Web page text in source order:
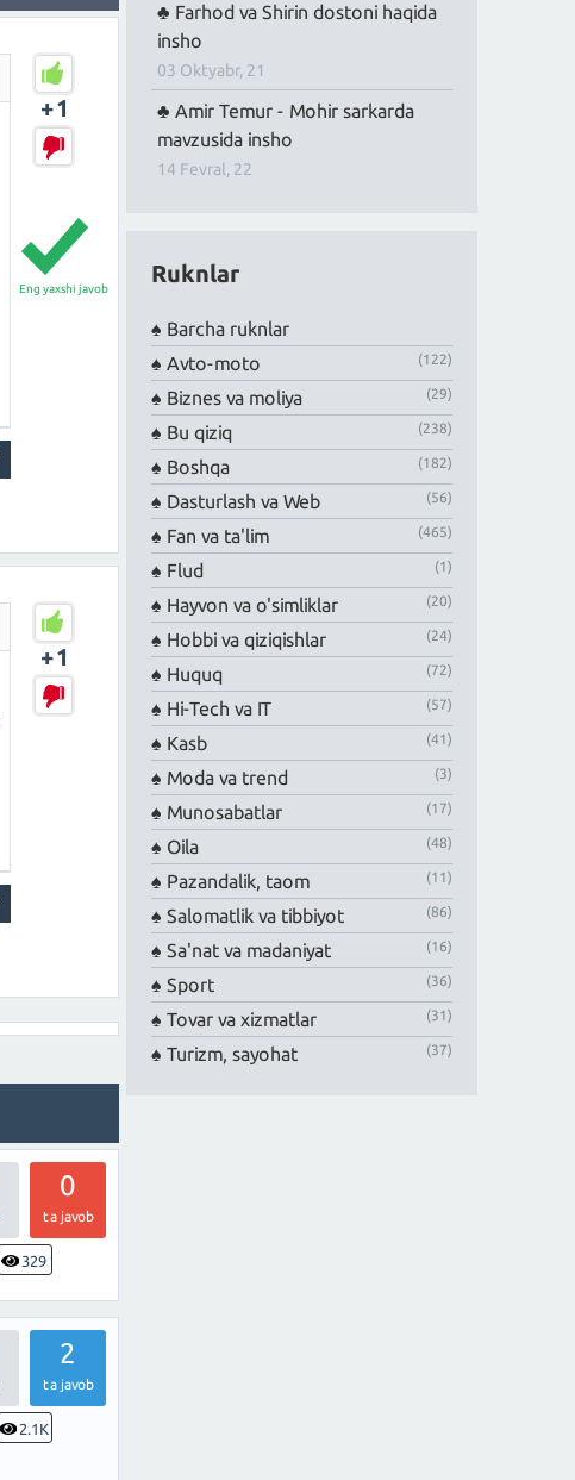
+1
Eng yaxshi javob
+1
0
ta javob
329
2
ta javob
2.1K
Farhod va Shirin dostoni haqida
insho
03 Oktyabr, 21
Amir Temur - Mohir sarkarda
mavzusida insho
14 Fevral, 22
Ruknlar
Barcha ruknlar
Avto-moto
(122)
Biznes va moliya (29)
Bu qiziq (238)
Boshqa (182)
Dasturlash va Web (56)
Fan va ta'lim (465)
Flud (1)
Hayvon va o'simliklar (20)
Hobbi va qiziqishlar (24)
Huquq (72)
Hi-Tech va IT (57)
Kasb (41)
Moda va trend (3)
Munosabatlar (17)
Oila (48)
Pazandalik, taom (11)
Salomatlik va tibbiyot (86)
Sa'nat va madaniyat (16)
Sport (36)
Tovar va xizmatlar (31)
Turizm, sayohat (37)